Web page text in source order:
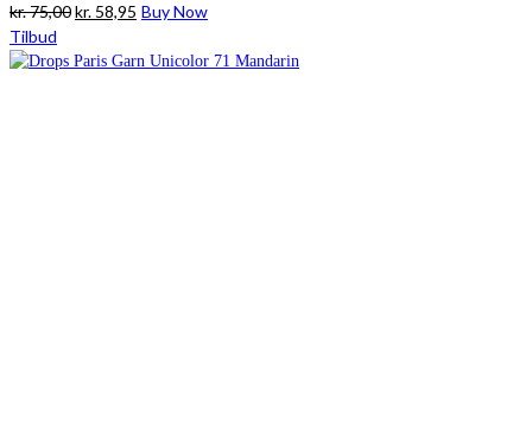
kr.75,00Den
pris
kr. 58,95 Den
pris
Buy Now
Tilbud